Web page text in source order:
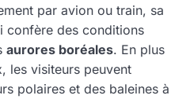
par avion ou train, sa
confère des conditions
aurores boréales. En plus
les visiteurs peuvent
polaires et des baleines à